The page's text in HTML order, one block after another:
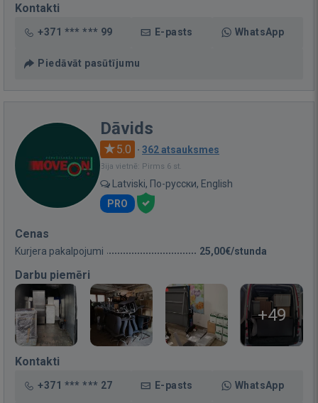
Kontakti
+371 *** *** 99 E-pasts WhatsApp
Piedāvāt pasūtījumu
Dāvids
5.0 · 362 atsauksmes
Bija vietnē: Pirms 6 st.
Latviski, По-русски, English
PRO
Cenas
Kurjera pakalpojumi 25,00€/stunda
Darbu piemēri
+49
Kontakti
+371 *** *** 27 E-pasts WhatsApp